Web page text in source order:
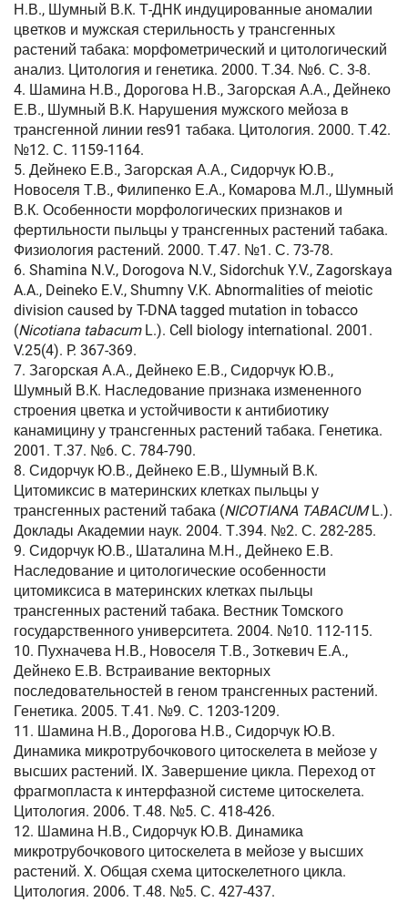
Н.В., Шумный В.К. Т-ДНК индуцированные аномалии
цветков и мужская стерильность у трансгенных
растений табака: морфометрический и цитологический
анализ. Цитология и генетика. 2000. Т.34. №6. С. 3-8.
4. Шамина Н.В., Дорогова Н.В., Загорская А.А., Дейнеко
Е.В., Шумный В.К. Нарушения мужского мейоза в
трансгенной линии res91 табака. Цитология. 2000. Т.42.
№12. С. 1159-1164.
5. Дейнеко Е.В., Загорская А.А., Сидорчук Ю.В.,
Новоселя Т.В., Филипенко Е.А., Комарова М.Л., Шумный
В.К. Особенности морфологических признаков и
фертильности пыльцы у трансгенных растений табака.
Физиология растений. 2000. Т.47. №1. С. 73-78.
6. Shamina N.V., Dorogova N.V., Sidorchuk Y.V., Zagorskaya
A.A., Deineko E.V., Shumny V.K. Abnormalities of meiotic
division caused by T-DNA tagged mutation in tobacco
(Nicotiana tabacumL.). Cell biology international. 2001.
V.25(4). P. 367-369.
7. Загорская А.А., Дейнеко Е.В., Сидорчук Ю.В.,
Шумный В.К. Наследование признака измененного
строения цветка и устойчивости к антибиотику
канамицину у трансгенных растений табака. Генетика.
2001. Т.37. №6. С. 784-790.
8. Сидорчук Ю.В., Дейнеко Е.В., Шумный В.К.
Цитомиксис в материнских клетках пыльцы у
трансгенных растений табака (NICOTIANA TABACUML.).
Доклады Академии наук. 2004. Т.394. №2. С. 282-285.
9. Сидорчук Ю.В., Шаталина М.Н., Дейнеко Е.В.
Наследование и цитологические особенности
цитомиксиса в материнских клетках пыльцы
трансгенных растений табака. Вестник Томского
государственного университета. 2004. №10. 112-115.
10. Пухначева Н.В., Новоселя Т.В., Зоткевич Е.А.,
Дейнеко Е.В. Встраивание векторных
последовательностей в геном трансгенных растений.
Генетика. 2005. Т.41. №9. С. 1203-1209.
11. Шамина Н.В., Дорогова Н.В., Сидорчук Ю.В.
Динамика микротрубочкового цитоскелета в мейозе у
высших растений. IX. Завершение цикла. Переход от
фрагмопласта к интерфазной системе цитоскелета.
Цитология. 2006. Т.48. №5. С. 418-426.
12. Шамина Н.В., Сидорчук Ю.В. Динамика
микротрубочкового цитоскелета в мейозе у высших
растений. X. Общая схема цитоскелетного цикла.
Цитология. 2006. Т.48. №5. С. 427-437.